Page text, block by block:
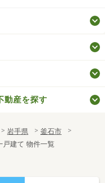
動産を探す
岩手県
釜石市
戸建て 物件一覧